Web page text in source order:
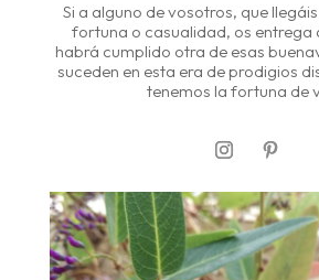
Si a alguno de vosotros, que
fortuna o casualidad, os entrega
habrá cumplido otra de esas
suceden en esta era de prodigios
tenemos la fortuna de